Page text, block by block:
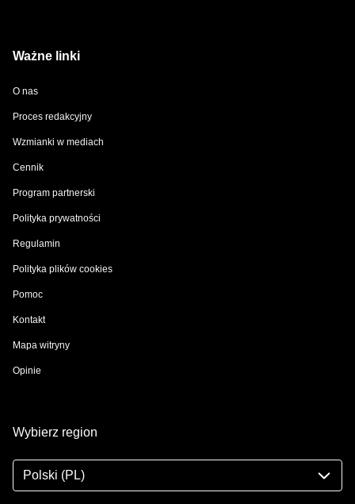
Ważne linki
O nas
Proces redakcyjny
Wzmianki w mediach
Cennik
Program partnerski
Polityka prywatności
Regulamin
Polityka plików cookies
Pomoc
Kontakt
Mapa witryny
Opinie
Wybierz region
Polski (PL)